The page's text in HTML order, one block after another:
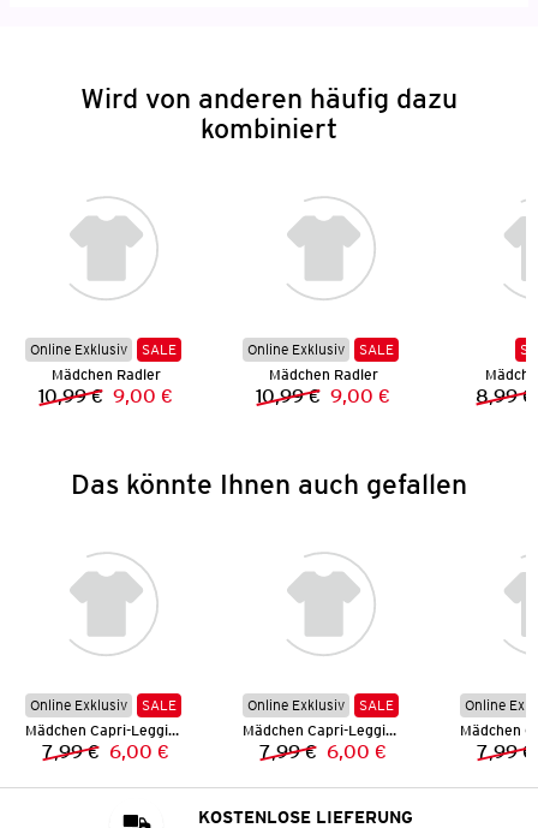
Wird von anderen häufig dazu
kombiniert
Online Exklusiv
SALE
Mädchen Radler
Vorheriger Preis:
10,99 € Neuer Preis:
9,00 €
Online Exklusiv
SALE
Mädchen Radler
Vorheriger Preis:
10,99 € Neuer Preis:
9,00 € 8,99 €
Das könnte Ihnen auch gefallen
Online Exklusiv
SALE
Mädchen Capri-Leggings
Vorheriger Preis:
7,99 € Neuer Preis:
6,00 €
Online Exklusiv
SALE
Mädchen Capri-Leggings
Vorheriger Preis:
7,99 € Neuer Preis:
6,00 €
Online
7,99 €
KOSTENLOSE LIEFERUNG